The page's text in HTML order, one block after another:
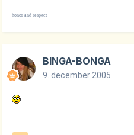
honor and respect
BINGA-BONGA
9. december 2005